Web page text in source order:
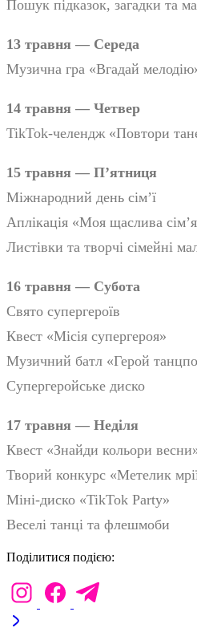
Пошук підказок, загадки та
13 травня — Середа
Музична гра «Вгадай
14 травня — Четвер
TikTok-челендж «Повтори
15 травня — П’ятниця
Міжнародний день сім’ї
Аплікація «Моя щаслива
Листівки та творчі сімейні
16 травня — Субота
Свято супергероїв
Квест «Місія супергероя»
Музичний батл «Герой
Супергеройське диско
17 травня — Неділя
Квест «Знайди кольори
Творий конкурс «Метелик
Міні-диско «TikTok Party»
Веселі танці та флешмоби
Поділитися подією: